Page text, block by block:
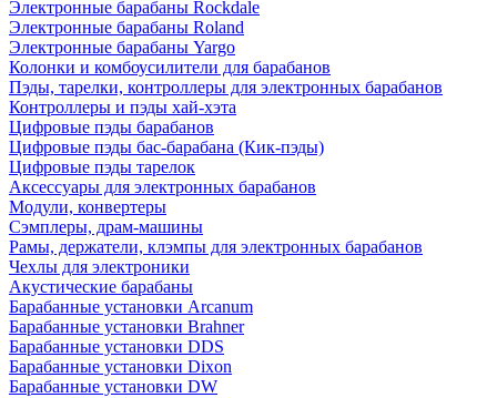
Электронные барабаны Rockdale
Электронные барабаны Roland
Электронные барабаны Yargo
Колонки и комбоусилители для барабанов
Пэды, тарелки, контроллеры для электронных барабанов
Контроллеры и пэды хай-хэта
Цифровые пэды барабанов
Цифровые пэды бас-барабана (Кик-пэды)
Цифровые пэды тарелок
Аксессуары для электронных барабанов
Модули, конвертеры
Сэмплеры, драм-машины
Рамы, держатели, клэмпы для электронных барабанов
Чехлы для электроники
Акустические барабаны
Барабанные установки Arcanum
Барабанные установки Brahner
Барабанные установки DDS
Барабанные установки Dixon
Барабанные установки DW